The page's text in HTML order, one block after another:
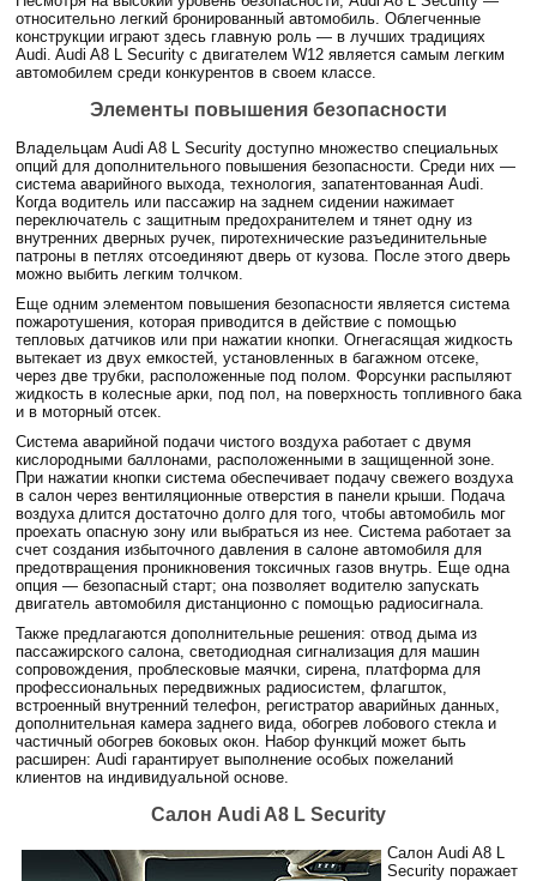
относительно легкий бронированный автомобиль. Облегченные
конструкции играют здесь главную роль — в лучших традициях
Audi. Audi A8 L Security с двигателем W12 является самым легким
автомобилем среди конкурентов в своем классе.
Элементы повышения безопасности
Владельцам Audi A8 L Security доступно множество специальных
опций для дополнительного повышения безопасности. Среди них —
система аварийного выхода, технология, запатентованная Audi.
Когда водитель или пассажир на заднем сидении нажимает
переключатель с защитным предохранителем и тянет одну из
внутренних дверных ручек, пиротехнические разъединительные
патроны в петлях отсоединяют дверь от кузова. После этого дверь
можно выбить легким толчком.
Еще одним элементом повышения безопасности является система
пожаротушения, которая приводится в действие с помощью
тепловых датчиков или при нажатии кнопки. Огнегасящая жидкость
вытекает из двух емкостей, установленных в багажном отсеке,
через две трубки, расположенные под полом. Форсунки распыляют
жидкость в колесные арки, под пол, на поверхность топливного бака
и в моторный отсек.
Система аварийной подачи чистого воздуха работает с двумя
кислородными баллонами, расположенными в защищенной зоне.
При нажатии кнопки система обеспечивает подачу свежего воздуха
в салон через вентиляционные отверстия в панели крыши. Подача
воздуха длится достаточно долго для того, чтобы автомобиль мог
проехать опасную зону или выбраться из нее. Система работает за
счет создания избыточного давления в салоне автомобиля для
предотвращения проникновения токсичных газов внутрь. Еще одна
опция — безопасный старт; она позволяет водителю запускать
двигатель автомобиля дистанционно с помощью радиосигнала.
Также предлагаются дополнительные решения: отвод дыма из
пассажирского салона, светодиодная сигнализация для машин
сопровождения, проблесковые маячки, сирена, платформа для
профессиональных передвижных радиосистем, флагшток,
встроенный внутренний телефон, регистратор аварийных данных,
дополнительная камера заднего вида, обогрев лобового стекла и
частичный обогрев боковых окон. Набор функций может быть
расширен: Audi гарантирует выполнение особых пожеланий
клиентов на индивидуальной основе.
Салон Audi A8 L Security
Салон Audi A8 L
Security поражает